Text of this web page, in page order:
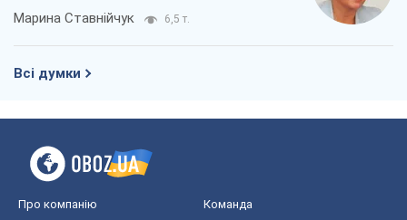
Марина Ставнійчук 6,5 т.
Всі думки
Про компанію Команда